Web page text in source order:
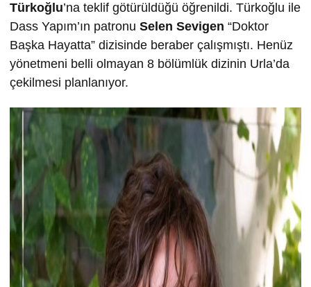
Türkoğlu’na teklif götürüldüğü öğrenildi. Türkoğlu ile
Dass Yapım’ın patronu Selen Sevigen “Doktor
Başka Hayatta” dizisinde beraber çalışmıştı. Henüz
yönetmeni belli olmayan 8 bölümlük dizinin Urla’da
çekilmesi planlanıyor.